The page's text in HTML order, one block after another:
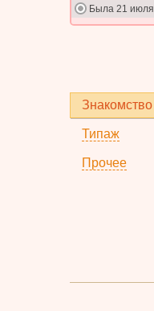
Была 21 июля
Знакомство
Типаж
Прочее